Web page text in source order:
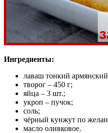
Ингредиенты:
лаваш тонкий
творог – 450 г;
яйца – 3 шт.;
укроп – пучок;
соль;
чёрный кунжут по
масло оливковое.